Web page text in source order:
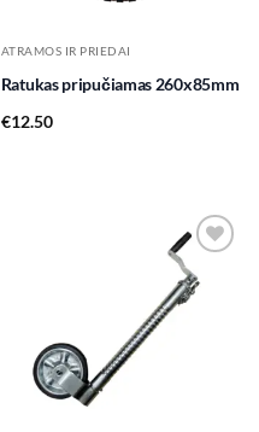
ATRAMOS IR PRIEDAI
Ratukas pripučiamas 260x85mm
€12.50
Add to
wishlist